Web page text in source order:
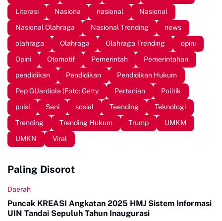
Literasi
Nasiona nasional
Nasional
Nasional Olahraga
Nasional Trending
news
olahraga
Olahraga Olahraga Trending
opini
Opini
Otomotif Pemerintah
Pemerintahan
pendidikan
Pendidikan
Pendidikan Hukum
Pep GUardiola (Foto: Getty
Pertanian
Politik
puisi
Seni sosial Teending
Teknologi
Trending
Trending Hukum Trump
UMKM
UMKN
Viral
Paling Disorot
Daerah
Puncak KREASI Angkatan 2025 HMJ Sistem Informasi
UIN Tandai Sepuluh Tahun Inaugurasi